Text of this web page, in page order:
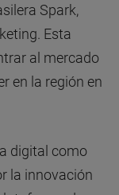
Spark,
Esta
al mercado
en la región en
digital como
la innovación